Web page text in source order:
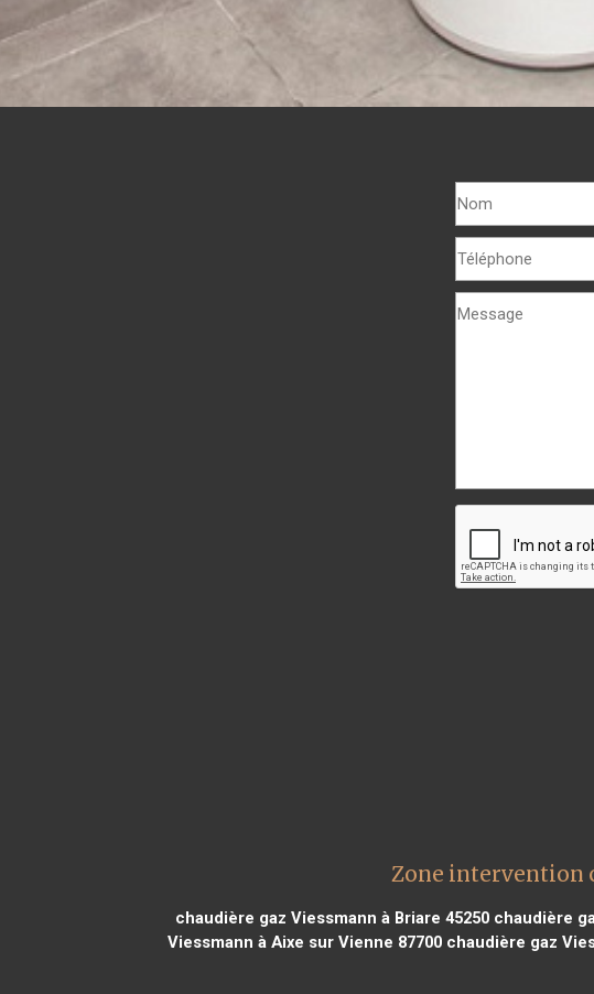
Zone intervention
chaudière gaz Viessmann à Briare 45250 chaudière
Viessmann à Aixe sur Vienne 87700chaudière gaz